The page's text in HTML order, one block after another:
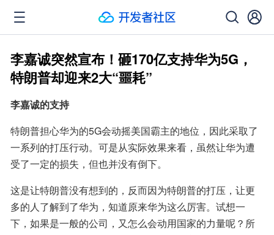
李嘉诚突然宣布！砸170亿支持华为5G，
特朗普却迎来2大“噩耗”
李嘉诚的支持
特朗普担心华为的5G会动摇美国霸主的地位，因此采取了
一系列的打压行动。可是从实际效果来看，虽然让华为遭
受了一定的损失，但也并没有倒下。
这是让特朗普没有想到的，反而因为特朗普的打压，让更
多的人了解到了华为，知道原来华为这么厉害。试想一
下，如果是一般的公司，又怎么会动用国家的力量呢？所